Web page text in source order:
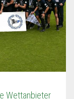
Wettanbieter